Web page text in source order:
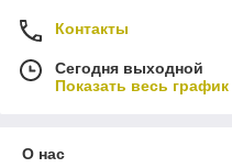
Контакты
Сегодня выходной
Показать весь
О нас